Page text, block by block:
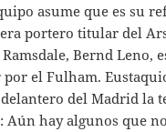
asume que es su
portero titular del
Bernd Leno,
el Fulham.
del Madrid la
Aún hay algunos que